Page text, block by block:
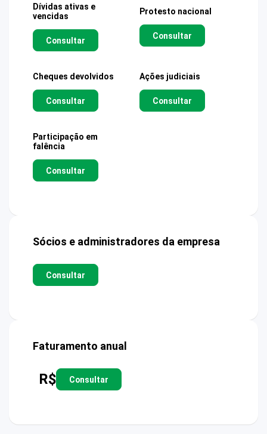
Dívidas ativas e
vencidas
Consultar
Protesto nacional
Consultar
Cheques devolvidos
Consultar
Ações judiciais
Consultar
Participação em
falência
Consultar
Sócios e administradores da empresa
Consultar
Faturamento anual
R$ Consultar